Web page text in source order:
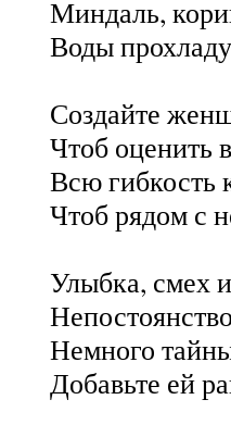
Миндаль,
Воды
Создайте
Чтоб оценить
Всю гибкость
Чтоб рядом с
Улыбка, смех
Немного
Добавьте ей